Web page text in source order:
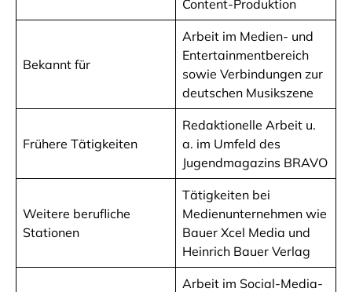
Content-Produktion
Bekannt für
Arbeit im Medien- und
Entertainmentbereich
sowie Verbindungen zur
deutschen Musikszene
Frühere Tätigkeiten
Redaktionelle Arbeit u.
a. im Umfeld des
Jugendmagazins BRAVO
Weitere berufliche
Stationen
Tätigkeiten bei
Medienunternehmen wie
Bauer Xcel Media und
Heinrich Bauer Verlag
Arbeit im Social-Media-